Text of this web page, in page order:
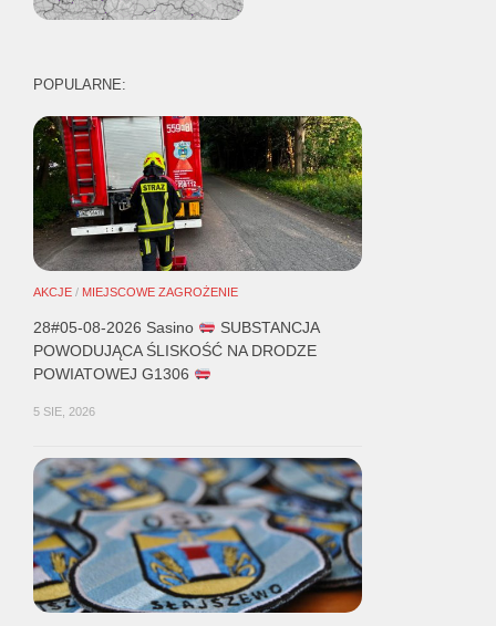
POPULARNE:
AKCJE / MIEJSCOWE ZAGROŻENIE
28#05-08-2026 Sasino
SUBSTANCJA
POWODUJĄCA ŚLISKOŚĆ NA DRODZE
POWIATOWEJ G1306
5 SIE, 2026